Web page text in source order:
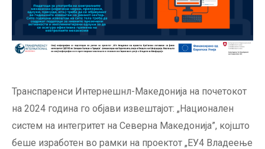
Транспаренси Интернешнл-Македонија на почетокот
на 2024 година го објави извештајот: „Национален
систем на интегритет на Северна Македонија”, којшто
беше изработен во рамки на проектот „ЕУ4 Владеење